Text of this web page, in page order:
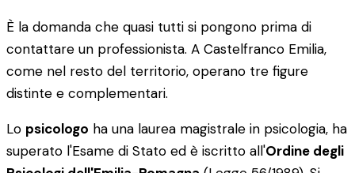
È la domanda che quasi tutti si pongono prima di
contattare un professionista. A Castelfranco Emilia,
come nel resto del territorio, operano tre figure
distinte e complementari.
Lo psicologo ha una laurea magistrale in psicologia, ha
superato l'Esame di Stato ed è iscritto all'Ordine degli